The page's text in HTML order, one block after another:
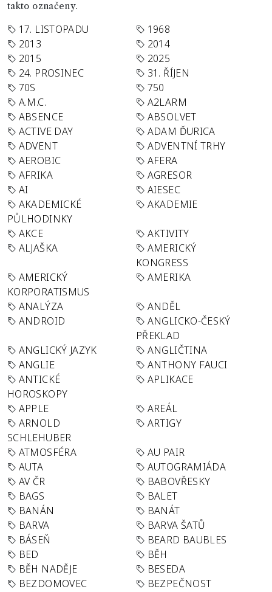
takto označeny.
17. LISTOPADU
1968
2013
2014
2015
2025
24. PROSINEC
31. ŘÍJEN
70S
750
A.M.C.
A2LARM
ABSENCE
ABSOLVET
ACTIVE DAY
ADAM ĎURICA
ADVENT
ADVENTNÍ TRHY
AEROBIC
AFERA
AFRIKA
AGRESOR
AI
AIESEC
AKADEMICKÉ
PŮLHODINKY
AKADEMIE
AKCE
AKTIVITY
ALJAŠKA
AMERICKÝ
KONGRESS
AMERICKÝ
KORPORATISMUS
AMERIKA
ANALÝZA
ANDĚL
ANDROID
ANGLICKO-ČESKÝ
PŘEKLAD
ANGLICKÝ JAZYK
ANGLIČTINA
ANGLIE
ANTHONY FAUCI
ANTICKÉ
HOROSKOPY
APLIKACE
APPLE
AREÁL
ARNOLD
SCHLEHUBER
ARTIGY
ATMOSFÉRA
AU PAIR
AUTA
AUTOGRAMIÁDA
AV ČR
BABOVŘESKY
BAGS
BALET
BANÁN
BANÁT
BARVA
BARVA ŠATŮ
BÁSEŇ
BEARD BAUBLES
BED
BĚH
BĚH NADĚJE
BESEDA
BEZDOMOVEC
BEZPEČNOST